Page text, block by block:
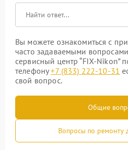
Вы можете ознакомиться с
часто задаваемыми
сервисный центр “FIX-Nikon”
телефону+7 (833) 222-10-31
свой вопрос.
Общие
Вопросы по ремонту